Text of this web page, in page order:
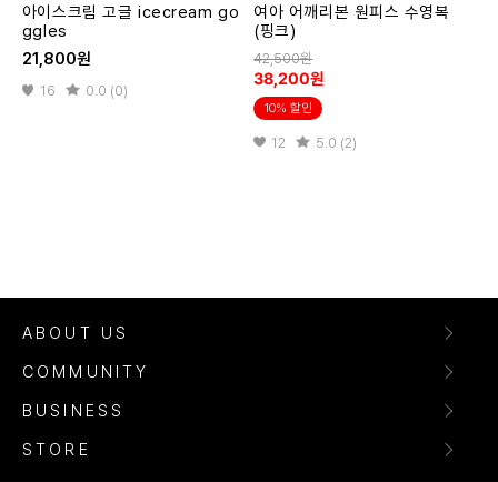
아이스크림 고글 icecream go
ggles
21,800원
16 0.0 (0)
여아 어깨리본 원피스 수영복
(핑크)
42,500원
38,200원
10% 할인
12 5.0 (2)
ABOUT US
COMMUNITY
BUSINESS
STORE